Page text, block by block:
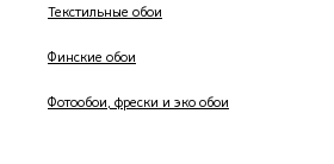
Текстильные обои
Финские обои
Фотообои, фрески и эко обои